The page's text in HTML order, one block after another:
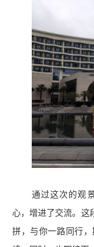
通过这次的观
心，增进了交流。这
拼，与你一路同行